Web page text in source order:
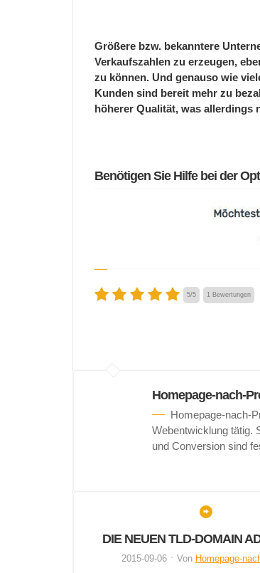
Größere bzw. bekanntere
Verkaufszahlen zu erzeugen,
zu können. Und genauso wie
Kunden sind bereit mehr zu
höherer Qualität, was allerdings
Benötigen Sie Hilfe bei der
5/5 1 Bewertungen
Homepage-nach-
Homepage-nach-
Webentwicklung tätig.
und Conversion sind
DIE NEUEN TLD-DOMAIN
2015-09-06 Von Homepage-